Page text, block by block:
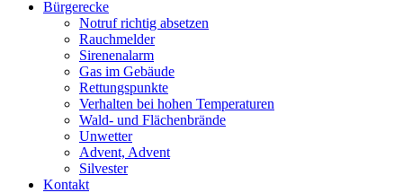
Bürgerecke
Notruf richtig absetzen
Rauchmelder
Sirenenalarm
Gas im Gebäude
Rettungspunkte
Verhalten bei hohen Temperaturen
Wald- und Flächenbrände
Unwetter
Advent, Advent
Silvester
Kontakt